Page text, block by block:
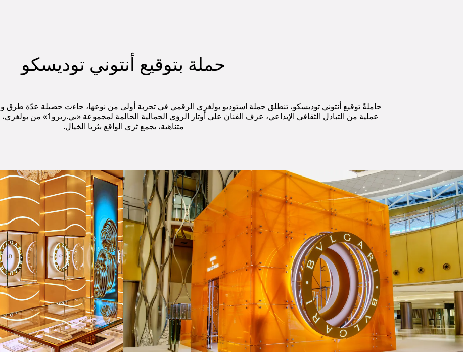
حملة بتوقيع أنتوني توديسكو
حاملةً توقيع أنتوني توديسكو، تنطلق حملة استوديو بولغري الرقمي في تجربة أولى من نوعها، جاءت حصيلة عدّة طرق
عملية من التبادل الثقافي الإبداعي،
متناهية، يجمع ثرى الواقع بثريا الخيال.